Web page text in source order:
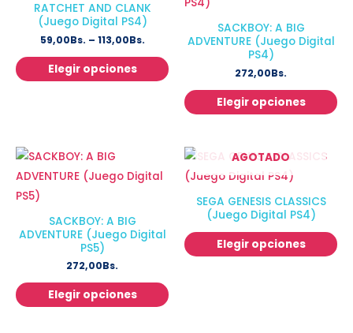
RATCHET AND CLANK
(Juego Digital PS4)
59,00Bs. – 113,00Bs.
Elegir opciones
SACKBOY: A BIG
ADVENTURE (Juego Digital
PS4)
272,00Bs.
Elegir opciones
SACKBOY: A BIG
ADVENTURE (Juego Digital
PS5)
272,00Bs.
Elegir opciones
AGOTADO
SEGA GENESIS CLASSICS
(Juego Digital PS4)
Elegir opciones